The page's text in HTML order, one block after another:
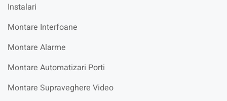
Instalari
Montare Interfoane
Montare Alarme
Montare Automatizari Porti
Montare Supraveghere Video